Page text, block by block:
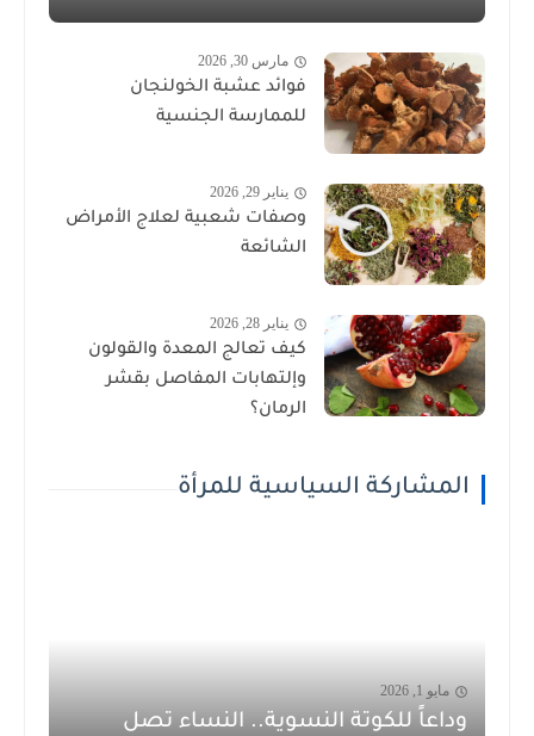
مارس 30, 2026
فوائد عشبة الخولنجان
للممارسة الجنسية
يناير 29, 2026
وصفات شعبية لعلاج الأمراض
الشائعة
يناير 28, 2026
كيف تعالج المعدة والقولون
وإلتهابات المفاصل بقشر
الرمان؟
المشاركة السياسية للمرأة
مايو 1, 2026
وداعاً للكوتة النسوية.. النساء تصل